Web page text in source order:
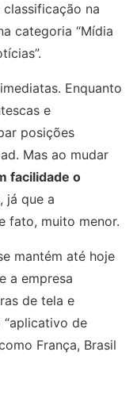
na
categoria “Mídia
Enquanto
e
posições
Mas ao mudar
facilidade o
, já que a
fato, muito menor.
mantém até hoje
a empresa
de tela e
de
França, Brasil